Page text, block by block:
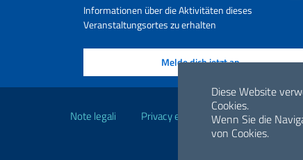
Diese Website
Cookies.
Wenn Sie die
von Cookies.
Informationen über die Aktivitäten dieses
Veranstaltungsortes zu erhalten
Note legali Privacy e cookie policy